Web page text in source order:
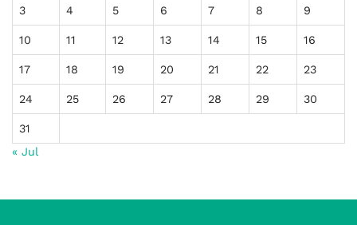
3 4 5 6 7 8 9
10 11 12 13 14 15 16
17 18 19 20 21 22 23
24 25 26 27 28 29 30
31
« Jul